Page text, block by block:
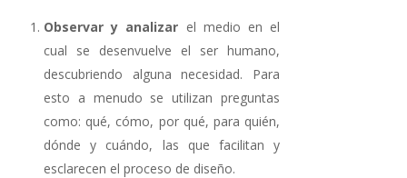
Observar y analizar el medio en el
cual se desenvuelve el ser humano,
descubriendo alguna necesidad. Para
esto a menudo se utilizan preguntas
como: qué, cómo, por qué, para quién,
dónde y cuándo, las que facilitan y
esclarecen el proceso de diseño.